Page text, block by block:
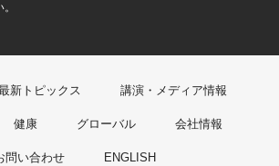
新トピックス 講演・メディア情報
健康 グローバル 会社情報
問い合わせ ENGLISH